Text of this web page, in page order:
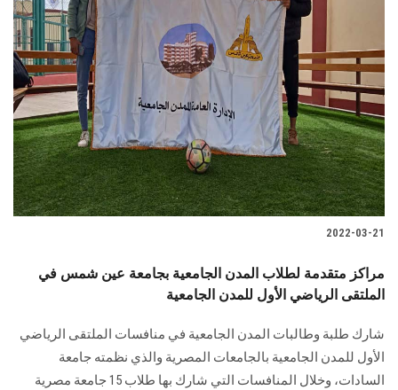
2022-03-21
مراكز متقدمة لطلاب المدن الجامعية بجامعة عين شمس في
الملتقى الرياضي الأول للمدن الجامعية
شارك طلبة وطالبات المدن الجامعية في منافسات الملتقى الرياضي
الأول للمدن الجامعية بالجامعات المصرية والذي نظمته جامعة
السادات، وخلال المنافسات التي شارك بها طلاب 15 جامعة مصرية